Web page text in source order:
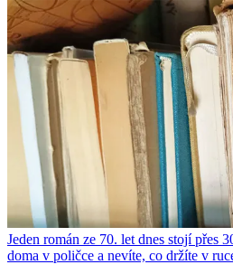
Jeden román ze 70. let dnes stojí přes
doma v poličce a nevíte, co držíte v